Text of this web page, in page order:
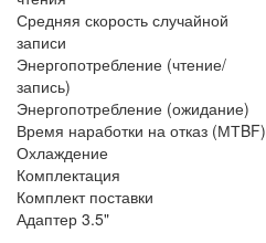
Средняя скорость случайной
записи
Энергопотребление (чтение/
запись)
Энергопотребление (ожидание)
Время наработки на отказ (МТBF)
Охлаждение
Комплектация
Комплект поставки
Адаптер 3.5"